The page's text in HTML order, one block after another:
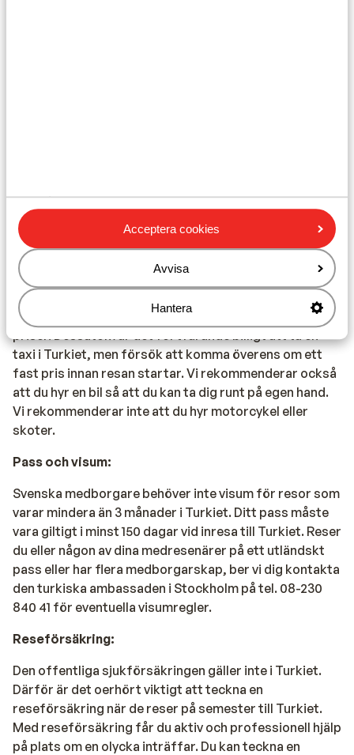
Acceptera cookies
Avvisa
Hantera
Det är enkelt och billigt att ta sig runt på lokala
minibussarna, "dolmus". Det står i vindrutan vart
bussen ska och det är bara säga till chauffören när du
vill hoppa av. Du betalar när du går på bussen. Bussen
stannar ofta längs vägen. De bussar som går mellan
städerna är av hög kvalitet och till mycket rimliga
taxi i Turkiet, men försök att komma överens om ett
fast pris innan resan startar. Vi rekommenderar också
att du hyr en bil så att du kan ta dig runt på egen hand.
Vi rekommenderar inte att du hyr motorcykel eller
skoter.
Pass och visum:
Svenska medborgare behöver inte visum för resor som
varar mindera än 3 månader i Turkiet. Ditt pass måste
vara giltigt i minst 150 dagar vid inresa till Turkiet. Reser
du eller någon av dina medresenärer på ett utländskt
pass eller har flera medborgarskap, ber vi dig kontakta
den turkiska ambassaden i Stockholm på tel. 08-230
840 41 för eventuella visumregler.
Reseförsäkring:
Den offentliga sjukförsäkringen gäller inte i Turkiet.
Därför är det oerhört viktigt att teckna en
reseförsäkring när de reser på semester till Turkiet.
Med reseförsäkring får du aktiv och professionell hjälp
på plats om en olycka inträffar. Du kan teckna en